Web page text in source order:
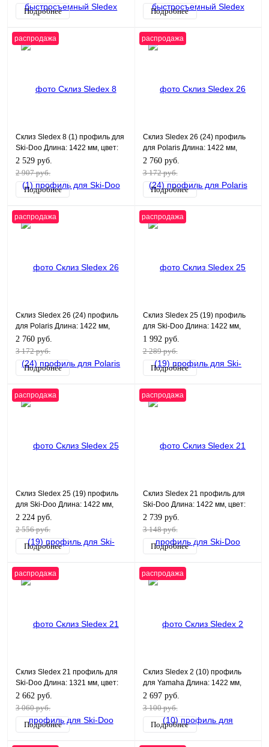
Подробнее
Подробнее
распродажа
Склиз Sledex 8 (1) профиль для
Ski-Doo Длина: 1422 мм, цвет:
графитовый
2 529 руб.
2 907 руб.
Подробнее
распродажа
Склиз Sledex 26 (24) профиль
для Polaris Длина: 1422 мм,
цвет: черный
2 760 руб.
3 172 руб.
Подробнее
распродажа
Склиз Sledex 26 (24) профиль
для Polaris Длина: 1422 мм,
цвет: белый
2 760 руб.
3 172 руб.
Подробнее
распродажа
Склиз Sledex 25 (19) профиль
для Ski-Doo Длина: 1422 мм,
цвет: черный
1 992 руб.
2 289 руб.
Подробнее
распродажа
Склиз Sledex 25 (19) профиль
для Ski-Doo Длина: 1422 мм,
цвет: графитовый
2 224 руб.
2 556 руб.
Подробнее
распродажа
Склиз Sledex 21 профиль для
Ski-Doo Длина: 1422 мм, цвет:
черный
2 739 руб.
3 148 руб.
Подробнее
распродажа
Склиз Sledex 21 профиль для
Ski-Doo Длина: 1321 мм, цвет:
графитовый
2 662 руб.
3 060 руб.
Подробнее
распродажа
Склиз Sledex 2 (10) профиль
для Yamaha Длина: 1422 мм,
цвет: черный
2 697 руб.
3 100 руб.
Подробнее